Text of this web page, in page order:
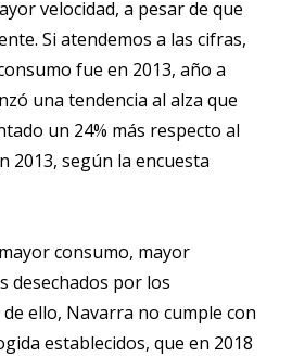
velocidad, a pesar de que
Si atendemos a las cifras,
fue en 2013, año a
una tendencia al alza que
un 24% más respecto al
2013, según la encuesta
consumo, mayor
desechados por los
ello, Navarra no cumple con
establecidos, que en 2018